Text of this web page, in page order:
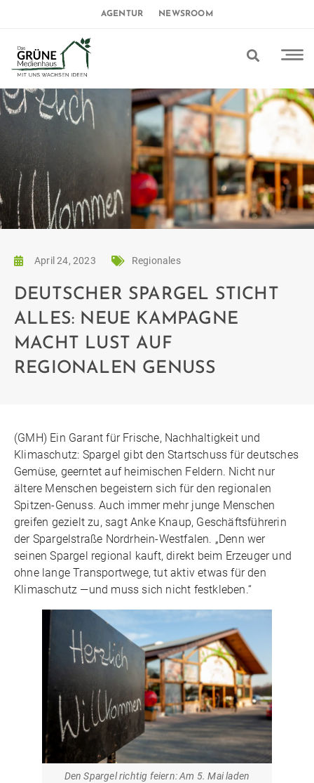
AGENTUR NEWSROOM
April 24, 2023 Regionales
DEUTSCHER SPARGEL STICHT
ALLES: NEUE KAMPAGNE
MACHT LUST AUF
REGIONALEN GENUSS
(GMH) Ein Garant für Frische, Nachhaltigkeit und
Klimaschutz: Spargel gibt den Startschuss für deutsches
Gemüse, geerntet auf heimischen Feldern. Nicht nur
ältere Menschen begeistern sich für den regionalen
Spitzen-Genuss. Auch immer mehr junge Menschen
greifen gezielt zu, sagt Anke Knaup, Geschäftsführerin
der Spargelstraße Nordrhein-Westfalen. „Denn wer
seinen Spargel regional kauft, direkt beim Erzeuger und
ohne lange Transportwege, tut aktiv etwas für den
Klimaschutz —und muss sich nicht festkleben.“
Den Spargel richtig feiern: Am 5. Mai laden